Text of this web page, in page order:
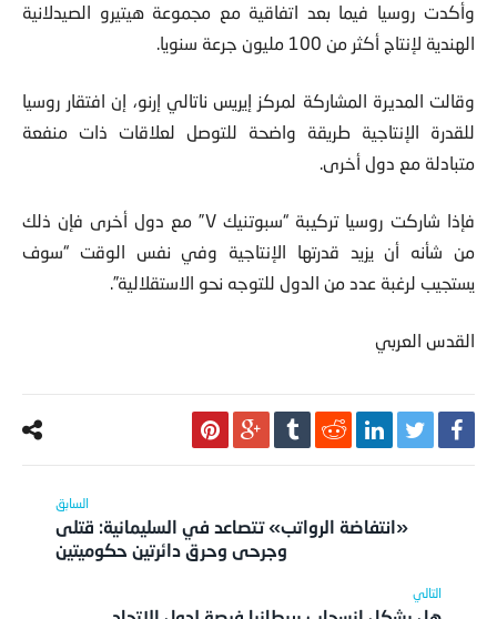
وأكدت روسيا فيما بعد اتفاقية مع مجموعة هيتيرو الصيدلانية
الهندية لإنتاج أكثر من 100 مليون جرعة سنويا.
وقالت المديرة المشاركة لمركز إيريس ناتالي إرنو، إن افتقار روسيا
للقدرة الإنتاجية طريقة واضحة للتوصل لعلاقات ذات منفعة
متبادلة مع دول أخرى.
فإذا شاركت روسيا تركيبة “سبوتنيك V” مع دول أخرى فإن ذلك
من شأنه أن يزيد قدرتها الإنتاجية وفي نفس الوقت “سوف
يستجيب لرغبة عدد من الدول للتوجه نحو الاستقلالية”.
القدس العربي
«انتفاضة الرواتب» تتصاعد في السليمانية: قتلى
وجرحى وحرق دائرتين حكوميتين